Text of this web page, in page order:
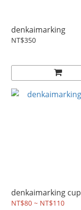
denkaimarking
NT$350
denkaimarking cup
NT$80 ~ NT$110